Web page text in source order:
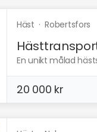
Häst ·Robertsfors
En unikt målad
20 000 kr